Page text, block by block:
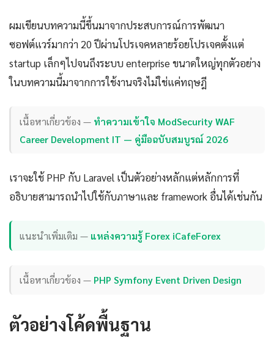
ผมเขียนบทความนี้ขึ้นมาจากประสบการณ์การพัฒนา
ซอฟต์แวร์มากว่า 20 ปีผ่านโปรเจคหลายร้อยโปรเจคตั้งแต่
startup เล็กๆไปจนถึงระบบ enterprise ขนาดใหญ่ทุกตัวอย่าง
ในบทความนี้มาจากการใช้งานจริงไม่ใช่แค่ทฤษฎี
เนื้อหาเกี่ยวข้อง — ทำความเข้าใจ ModSecurity WAF
Career Development IT — คู่มือฉบับสมบูรณ์ 2026
เราจะใช้ PHP กับ Laravel เป็นตัวอย่างหลักแต่หลักการที่
อธิบายสามารถนำไปใช้กับภาษาและ framework อื่นได้เช่นกัน
แนะนำเพิ่มเติม — แหล่งความรู้ Forex iCafeForex
เนื้อหาเกี่ยวข้อง — PHP Symfony Event Driven Design
ตัวอย่างโค้ดพื้นฐาน